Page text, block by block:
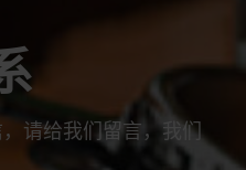
请给我们留言，我们